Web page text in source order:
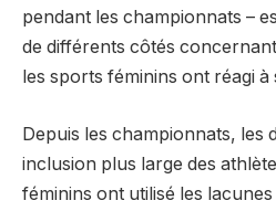
pendant les championnats –
de différents côtés
les sports féminins ont réagi à
Depuis les championnats, les
inclusion plus large des
féminins ont utilisé les